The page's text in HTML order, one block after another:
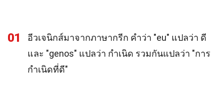
01
อีวเจนิกส์มาจากภาษากรีก คำว่า "eu" แปลว่า ดี
และ "genos" แปลว่า กำเนิด รวมกันแปลว่า "การ
กำเนิดที่ดี"